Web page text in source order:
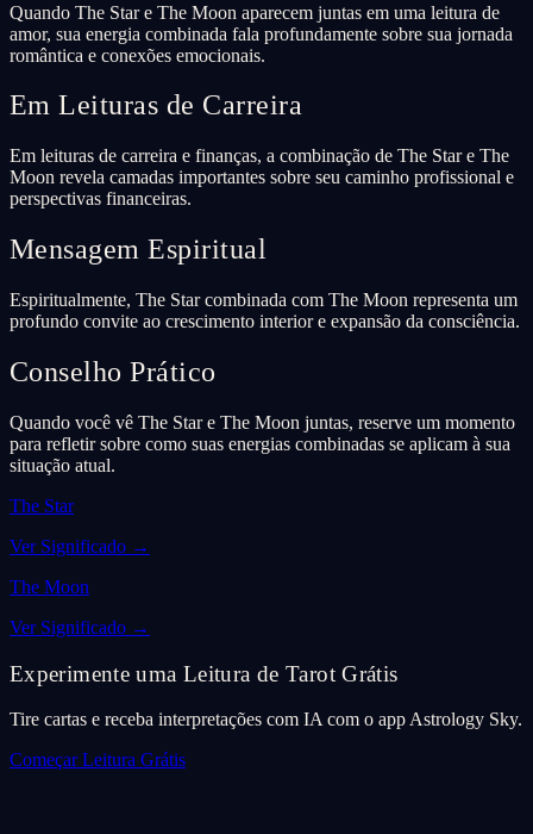
Quando The Star e The Moon aparecem juntas em uma leitura de
amor, sua energia combinada fala profundamente sobre sua jornada
romântica e conexões emocionais.
Em Leituras de Carreira
Em leituras de carreira e finanças, a combinação de The Star e The
Moon revela camadas importantes sobre seu caminho profissional e
perspectivas financeiras.
Mensagem Espiritual
Espiritualmente, The Star combinada com The Moon representa um
profundo convite ao crescimento interior e expansão da consciência.
Conselho Prático
Quando você vê The Star e The Moon juntas, reserve um momento
para refletir sobre como suas energias combinadas se aplicam à sua
situação atual.
The Star
Ver Significado →
The Moon
Ver Significado →
Experimente uma Leitura de Tarot Grátis
Tire cartas e receba interpretações com IA com o app Astrology Sky.
Começar Leitura Grátis